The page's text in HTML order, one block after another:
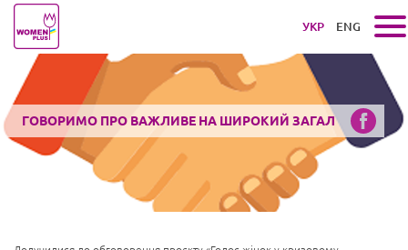
ГОВОРИМО ПРО ВАЖЛИВЕ НА ШИРОКИЙ ЗАГАЛ
УКР ENG